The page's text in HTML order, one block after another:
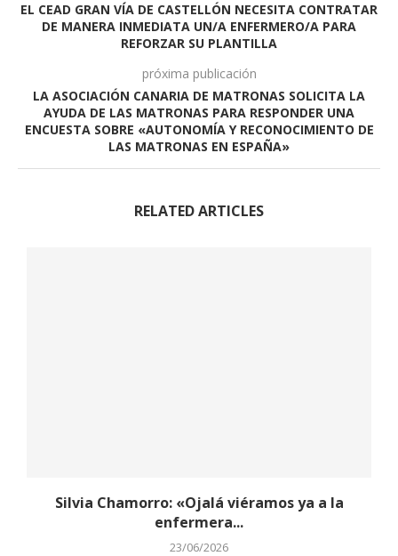
EL CEAD GRAN VÍA DE CASTELLÓN NECESITA CONTRATAR
DE MANERA INMEDIATA UN/A ENFERMERO/A PARA
REFORZAR SU PLANTILLA
próxima publicación
LA ASOCIACIÓN CANARIA DE MATRONAS SOLICITA LA
AYUDA DE LAS MATRONAS PARA RESPONDER UNA
ENCUESTA SOBRE «AUTONOMÍA Y RECONOCIMIENTO DE
LAS MATRONAS EN ESPAÑA»
RELATED ARTICLES
Silvia Chamorro: «Ojalá viéramos ya a la
enfermera...
23/06/2026